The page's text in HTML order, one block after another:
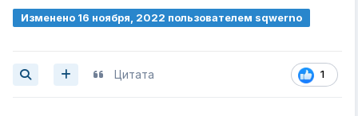
Изменено 16 ноября, 2022 пользователем sqwerno
1
Цитата